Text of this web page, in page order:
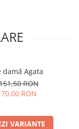
damă Agata
RON
70,00 RON
VARIANTE